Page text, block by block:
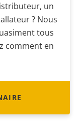
un
? Nous
tous
comment en